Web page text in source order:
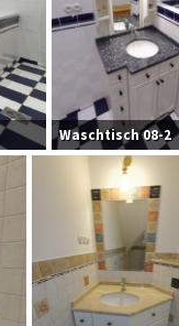
Waschtisch 08-2